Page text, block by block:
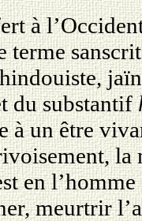
à
terme
du substantif
à un être
en
meurtrir